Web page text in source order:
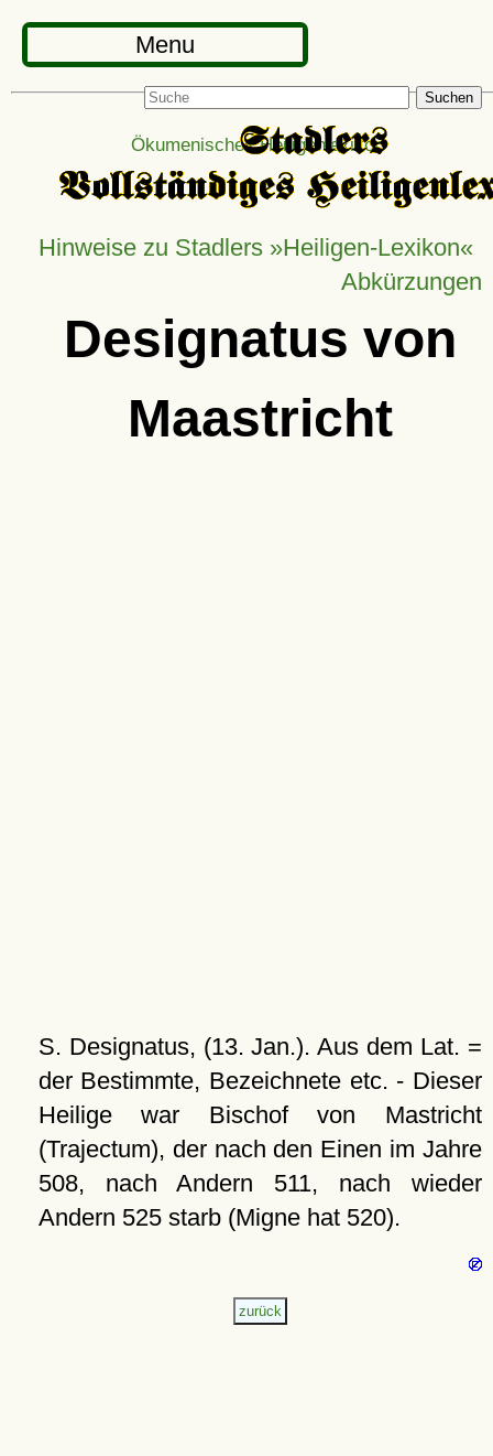
Menu
Suchen
Hinweise zu Stadlers »Heiligen-Lexikon«
Abkürzungen
Designatus von
Maastricht
S. Designatus, (13. Jan.). Aus dem Lat. =
der Bestimmte, Bezeichnete etc. - Dieser
Heilige war Bischof von Mastricht
(Trajectum), der nach den Einen im Jahre
508, nach Andern 511, nach wieder
Andern 525 starb (Migne hat 520).
Ökumenisches Heiligenlexikon